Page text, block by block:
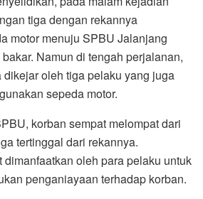
tiga dengan rekannya
motor menuju SPBU Jalanjang
Namun di tengah perjalanan,
dikejar oleh tiga pelaku yang juga
sepeda motor.
korban sempat melompat dari
tertinggal dari rekannya.
dimanfaatkan oleh para pelaku untuk
penganiayaan terhadap korban.